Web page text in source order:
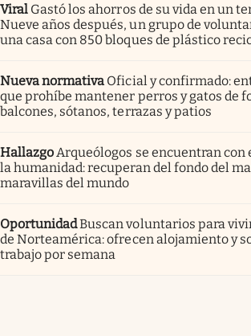
Viral Gastó los ahorros de su vida en un
Nueve años después, un grupo de
una casa con 850 bloques de plástico
Nueva normativa Oficial y confirmado:
que prohíbe mantener perros y gatos de
balcones, sótanos, terrazas y patios
Hallazgo Arqueólogos se encuentran con
la humanidad: recuperan del fondo del
maravillas del mundo
OportunidadBuscan voluntarios para
de Norteamérica: ofrecen alojamiento y
trabajo por semana